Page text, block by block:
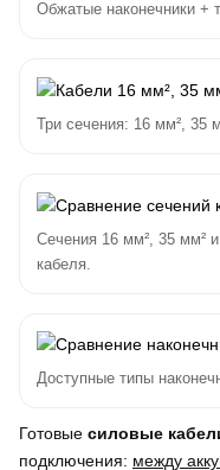
Обжатые наконечники +
Три сечения: 16 мм², 35
Сечения 16 мм², 35 мм²
кабеля.
Доступные типы
Готовые силовые
подключения: между